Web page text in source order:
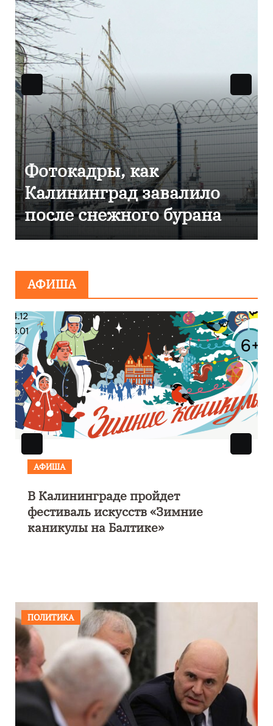
Фоторепортаж как в
Калининграде
эвакуировали ТЦ из-за
сообщения о
АФИША
АФИША
В Калининграде пройдет
фестиваль искусств «Зимние
каникулы на Балтике»
ПОЛИТИКА